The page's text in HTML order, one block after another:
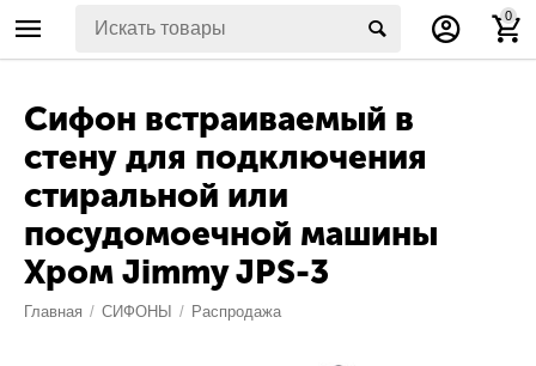
0
Сифон встраиваемый в
стену для подключения
стиральной или
посудомоечной машины
Хром Jimmy JPS-3
Главная / СИФОНЫ / Распродажа